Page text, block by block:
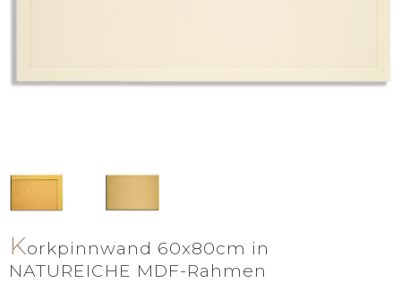
Korkpinnwand 60x80cm in
NATUREICHE MDF-Rahmen